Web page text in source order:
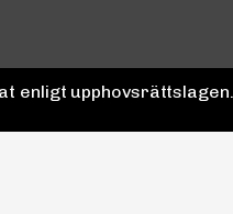
enligt upphovsrättslagen.